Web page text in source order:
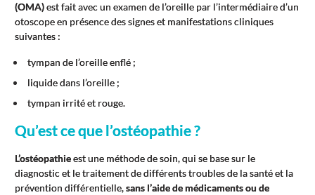
(OMA)est fait avec un examen de l’oreille par l’intermédiaire d’un
otoscope en présence des signes et manifestations cliniques
suivantes :
tympan de l’oreille enflé ;
liquide dans l’oreille ;
tympan irrité et rouge.
Qu’est ce que l’ostéopathie ?
L’ostéopathieest une méthode de soin, qui se base sur le
diagnostic et le traitement de différents troubles de la santé et la
prévention différentielle,sans l’aide de médicaments ou de